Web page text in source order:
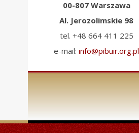
00-807 Warszawa
Al. Jerozolimskie 98
tel. +48 664 411 225
e-mail: info@pibuir.org.pl